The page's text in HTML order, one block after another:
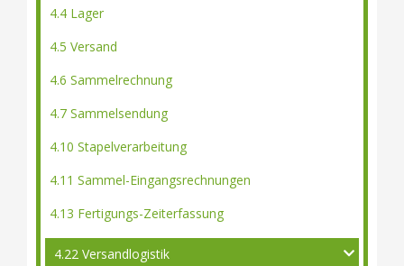
4.4 Lager
4.5 Versand
4.6 Sammelrechnung
4.7 Sammelsendung
4.10 Stapelverarbeitung
4.11 Sammel-Eingangsrechnungen
4.13 Fertigungs-Zeiterfassung
4.22 Versandlogistik